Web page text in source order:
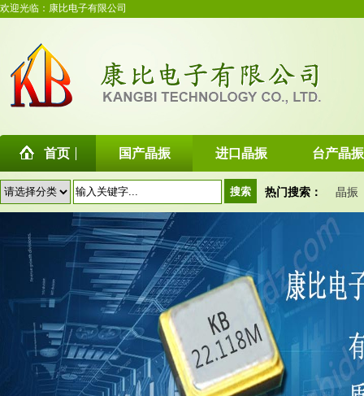
欢迎光临：康比电子有限公司
首页 国产晶振 进口晶振 台产晶振
热门搜索： 晶振